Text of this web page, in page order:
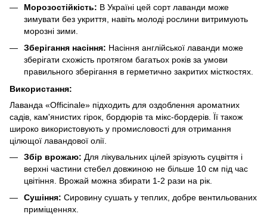
Морозостійкість: В Україні цей сорт лаванди може
зимувати без укриття, навіть молоді рослини витримують
морозні зими.
Зберігання насіння: Насіння англійської лаванди може
зберігати схожість протягом багатьох років за умови
правильного зберігання в герметично закритих місткостях.
Використання:
Лаванда «Officinale» підходить для оздоблення ароматних
садів, кам'янистих гірок, бордюрів та мікс-бордерів. Її також
широко використовують у промисловості для отримання
цілющої лавандової олії.
Збір врожаю: Для лікувальних цілей зрізують суцвіття і
верхні частини стебел довжиною не більше 10 см під час
цвітіння. Врожай можна збирати 1-2 рази на рік.
Сушіння: Сировину сушать у теплих, добре вентильованих
приміщеннях.